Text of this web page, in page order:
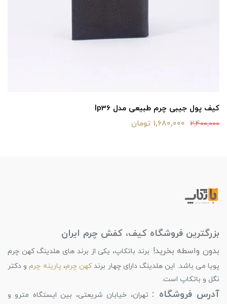
کیف پول جیبی چرم طبیعی مدل lp36
2,400,000 1,680,000 تومان
بزرگترین فروشگاه کیف، کفش چرم ایران
بدون واسطه بخرید! برند باتکاپ، یکی از برند های هلدینگ کهن چرم
پویا می باشد. این هلدینگ دارای چهار برندکهن چرم، پارینه چرمو دکتر
نگل و باتکاپ است.
آدرس فروشگاه : تهران، خیابان شریعتی، بین ایستگاه مترو و